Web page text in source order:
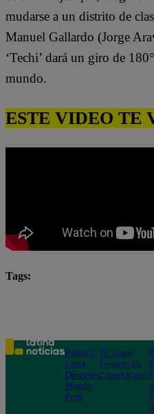
mudarse a un distrito de
Manuel Gallardo (Jorge
‘Techi’ dará un giro de
mundo.
ESTE VIDEO TE
Tags:
Política
Lima
Deportes
Mundo
Perú
Te ayudo
Tendencias
Espectáculos